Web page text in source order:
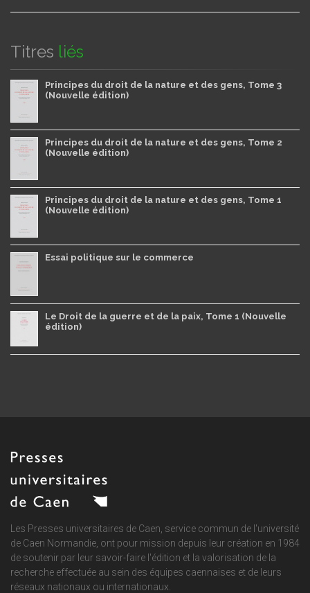
Titres liés
Principes du droit de la nature et des gens, Tome 3
(Nouvelle édition)
Principes du droit de la nature et des gens, Tome 2
(Nouvelle édition)
Principes du droit de la nature et des gens, Tome 1
(Nouvelle édition)
Essai politique sur le commerce
Le Droit de la guerre et de la paix, Tome 1 (Nouvelle
édition)
Les Presses universitaires de Caen, service commun de l'université
de Caen Normandie , ont pour mission depuis leur création en 1984
de soutenir par leur savoir-faire l'édition et la valorisation de la
recherche effectuée au sein des équipes caennaises et de leurs
réseaux nationaux ou internationaux.